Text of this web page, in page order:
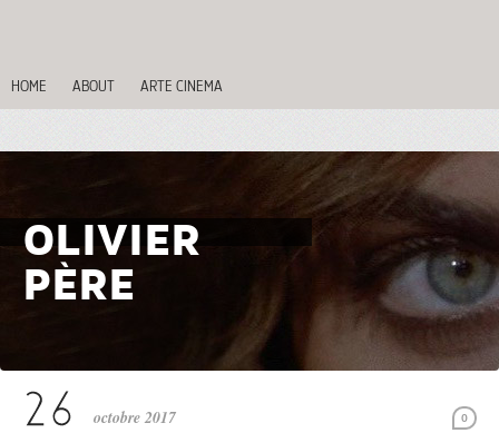
HOME ABOUT ARTE CINEMA
OLIVIER
PÈRE
0
octobre 2017